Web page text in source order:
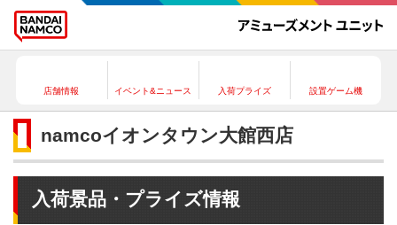
店舗情報 イベント&ニュース 入荷プライズ 設置ゲーム機
namcoイオンタウン大館西店
入荷景品・プライズ情報